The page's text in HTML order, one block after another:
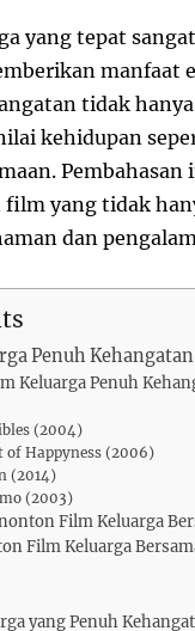
yang tepat
manfaat
tidak
kehidupan
yang tidak
dan
Penuh Kehangatan
Keluarga Penuh
(2004)
of Happyness (2006)
(2014)
(2003)
Film Keluarga
Film Keluarga
yang Penuh